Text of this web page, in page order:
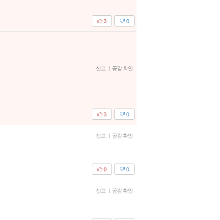
0
3
신고 공감 확인
0
3
신고 공감 확인
0
0
신고 공감 확인